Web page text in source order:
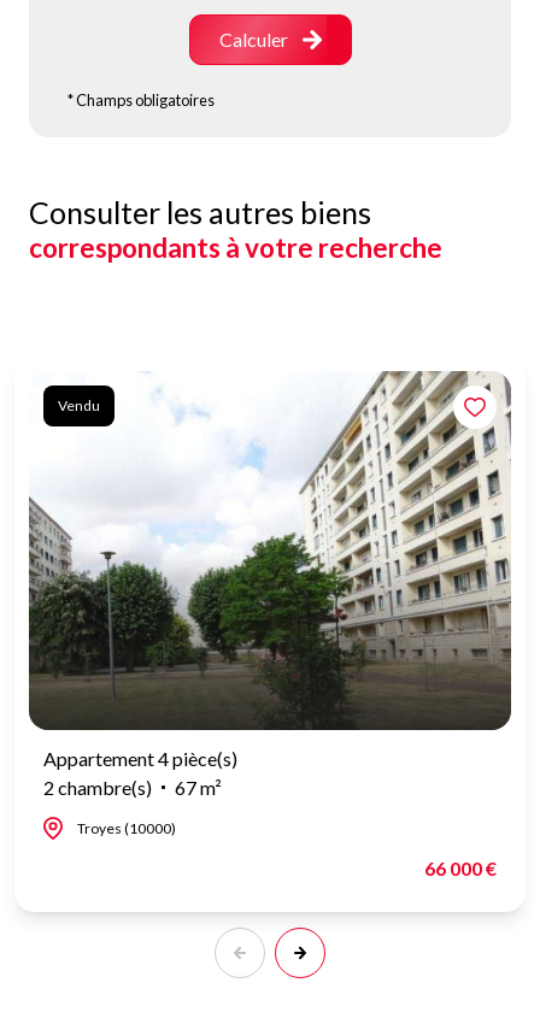
Calculer
* Champs obligatoires
Consulter les autres biens
correspondants à votre recherche
Vendu
Appartement 4 pièce(s)
2 chambre(s)
67 m²
Troyes (10000)
66 000 €